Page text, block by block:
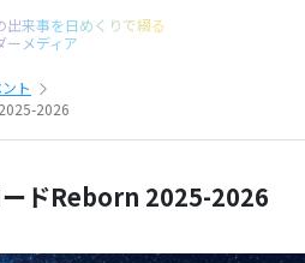
出来事を日めくりで綴る
ーメディア
ト
2026
ドReborn 2025-2026